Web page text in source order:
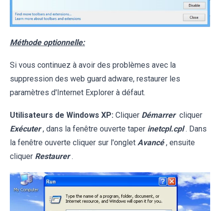
Méthode optionnelle:
Si vous continuez à avoir des problèmes avec la
suppression des web guard adware, restaurer les
paramètres d'Internet Explorer à défaut.
Utilisateurs de Windows XP: Cliquer Démarrer cliquer
Exécuter , dans la fenêtre ouverte taper inetcpl.cpl . Dans
la fenêtre ouverte cliquer sur l'onglet Avancé , ensuite
cliquer Restaurer .